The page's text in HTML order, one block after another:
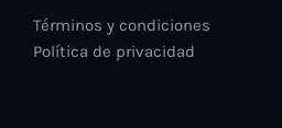
Términos y condiciones
Política de privacidad